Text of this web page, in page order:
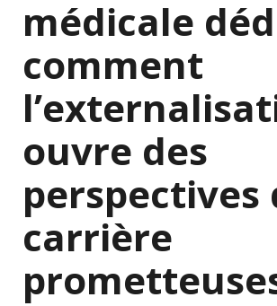
médicale
comment
ouvre des
perspectives
carrière